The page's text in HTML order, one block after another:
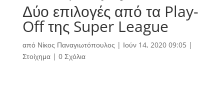
Δύο επιλογές από τα Play-
Off της Super League
από Νίκος Παναγιωτόπουλος | Ιούν 14, 2020 09:05|
Στοίχημα| 0 Σχόλια